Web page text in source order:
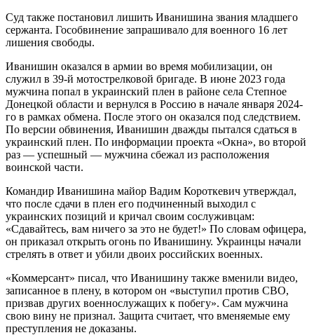
Суд также постановил лишить Иванишина звания младшего
сержанта. Гособвинение запрашивало для военного 16 лет
лишения свободы.
Иванишин оказался в армии во время мобилизации, он
служил в 39-й мотострелковой бригаде. В июне 2023 года
мужчина попал в украинский плен в районе села Степное
Донецкой области и вернулся в Россию в начале января 2024-
го в рамках обмена. После этого он оказался под следствием.
По версии обвинения, Иванишин дважды пытался сдаться в
украинский плен. По информации проекта «Окна», во второй
раз — успешный — мужчина сбежал из расположения
воинской части.
Командир Иванишина майор Вадим Короткевич утверждал,
что после сдачи в плен его подчиненный выходил с
украинских позиций и кричал своим сослуживцам:
«Сдавайтесь, вам ничего за это не будет!» По словам офицера,
он приказал открыть огонь по Иванишину. Украинцы начали
стрелять в ответ и убили двоих российских военных.
«Коммерсант» писал, что Иванишину также вменили видео,
записанное в плену, в котором он «выступил против СВО,
призвав других военнослужащих к побегу». Сам мужчина
свою вину не признал. Защита считает, что вменяемые ему
преступления не доказаны.